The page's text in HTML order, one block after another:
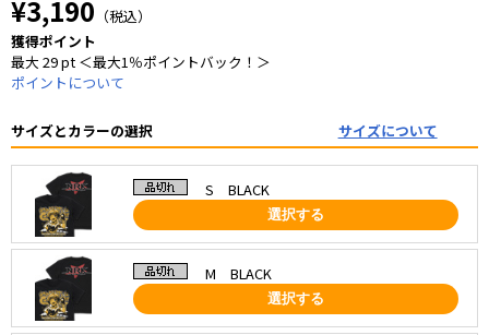
¥3,190 （税込）
獲得ポイント
最大 29 pt ＜最大1％ポイントバック！＞
ポイントについて
サイズとカラーの選択 サイズについて
S BLACK
選択する
M BLACK
選択する